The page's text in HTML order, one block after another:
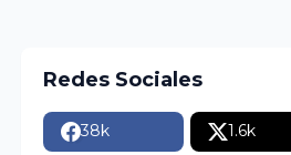
Redes Sociales
38k 1.6k